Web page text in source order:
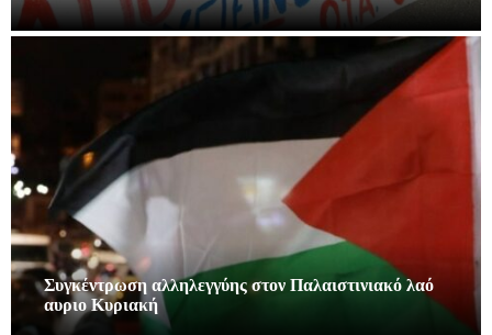
Συγκέντρωση αλληλεγγύης στον Παλαιστινιακό λαό
αυριο Κυριακή